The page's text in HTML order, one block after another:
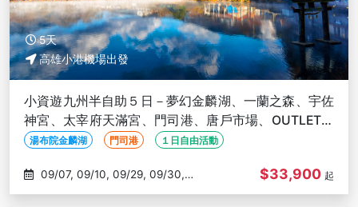
5天
高雄小港機場出發
小資遊九州半自助５日－夢幻金麟湖、一蘭之森、宇佐
神宮、太宰府天滿宮、門司港、唐戶市場、OUTLET、
溫泉飯店-高雄出發
湯布院金麟湖 門司港 １日自由活動
10/04
$33,900 起